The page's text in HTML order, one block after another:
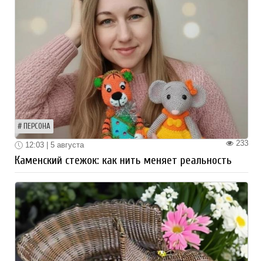
ПЕРСОНА
233
12:03 | 5 августа
Каменский стежок: как нить меняет реальность